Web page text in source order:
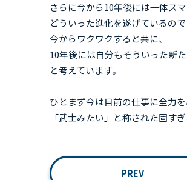
さらに今から10年後には一体ス
どういった進化を遂げているので
今からワクワクすると共に、
10年後には自分もそういった新
と考えています。
ひとまず今は目前の仕事に全力を
「武士みたい」と称された固す
PREV